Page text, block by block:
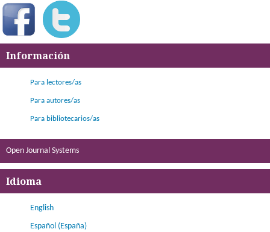
Información
Para lectores/as
Para autores/as
Para bibliotecarios/as
Open Journal Systems
Idioma
English
Español (España)